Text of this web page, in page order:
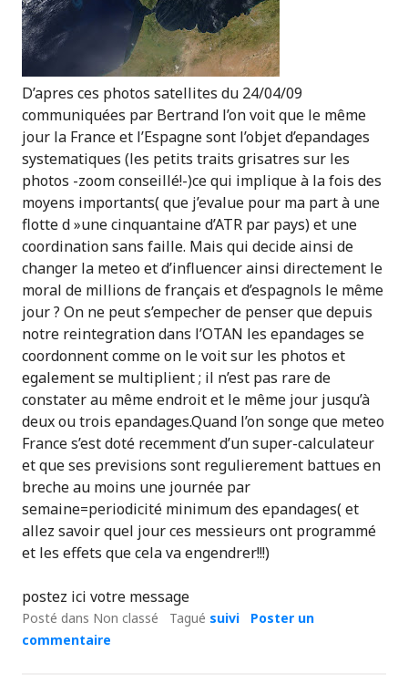
D’apres ces photos satellites du 24/04/09
communiquées par Bertrand l’on voit que le même
jour la France et l’Espagne sont l’objet d’epandages
systematiques (les petits traits grisatres sur les
photos -zoom conseillé!-)ce qui implique à la fois des
moyens importants( que j’evalue pour ma part à une
flotte d »une cinquantaine d’ATR par pays) et une
coordination sans faille. Mais qui decide ainsi de
changer la meteo et d’influencer ainsi directement le
moral de millions de français et d’espagnols le même
jour ? On ne peut s’empecher de penser que depuis
notre reintegration dans l’OTAN les epandages se
coordonnent comme on le voit sur les photos et
egalement se multiplient ; il n’est pas rare de
constater au même endroit et le même jour jusqu’à
deux ou trois epandages.Quand l’on songe que meteo
France s’est doté recemment d’un super-calculateur
et que ses previsions sont regulierement battues en
breche au moins une journée par
semaine=periodicité minimum des epandages( et
allez savoir quel jour ces messieurs ont programmé
et les effets que cela va engendrer!!!)
postez ici votre message
Posté dans Non classé Tagué suivi
Poster un
commentaire